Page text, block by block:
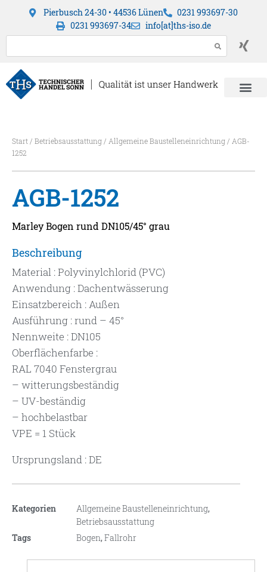
Pierbusch 24-30 • 44536 Lünen
0231 993697-30
0231 993697-34
info[at]ths-iso.de
Start/ Betriebsausstattung/ Allgemeine Baustelleneinrichtung/ AGB-
1252
AGB-1252
Marley Bogen rund DN105/45° grau
Beschreibung
Material : Polyvinylchlorid (PVC)
Anwendung : Dachentwässerung
Einsatzbereich : Außen
Ausführung : rund – 45°
Nennweite : DN105
Oberflächenfarbe :
RAL 7040 Fenstergrau
– witterungsbeständig
– UV-beständig
– hochbelastbar
VPE = 1 Stück
Ursprungsland : DE
Kategorien Allgemeine Baustelleneinrichtung,
Betriebsausstattung
Tags
Bogen,Fallrohr